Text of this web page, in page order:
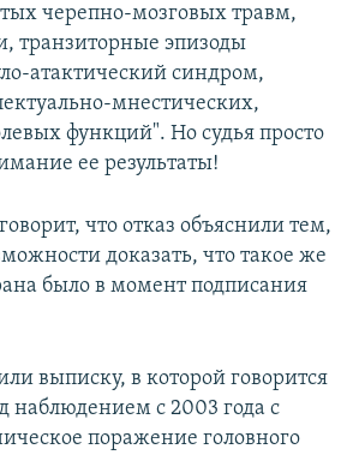
черепно-мозговых травм,
транзиторные эпизоды
атактический синдром,
мнестических,
функций". Но судья просто
ее результаты!
что отказ объяснили тем,
доказать, что такое же
было в момент подписания
выписку, в которой говорится
наблюдением с 2003 года с
поражение головного